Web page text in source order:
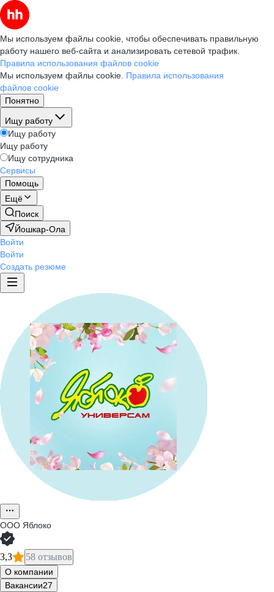
Мы используем файлы cookie, чтобы обеспечивать правильную
работу нашего веб-сайта и анализировать сетевой трафик.
Правила использования файлов cookie
Мы используем файлы cookie. Правила использования
файлов cookie
Понятно
Ищу работу
Ищу работу
Ищу работу
Ищу сотрудника
Сервисы
Помощь
Ещё
Поиск
Йошкар-Ола
Войти
Войти
Создать резюме
ООО Яблоко
3,3 58 отзывов
О компании
Вакансии27